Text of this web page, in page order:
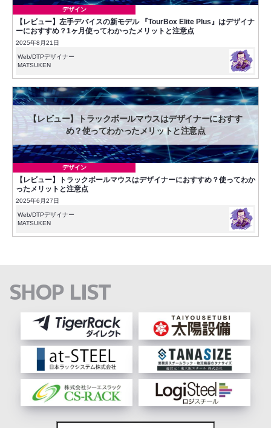
デザイン
【レビュー】左手デバイスの新モデル 『TourBox Elite Plus』はデザイナ
ーにおすすめ？1ヶ月使ってわかったメリットと注意点
2025年8月21日
Web/DTPデザイナー
MATSUKEN
【レビュー】トラックボールマウスはデザイナーにおすす
め？使ってわかったメリットと注意点
デザイン
【レビュー】トラックボールマウスはデザイナーにおすすめ？使ってわか
ったメリットと注意点
2025年6月27日
Web/DTPデザイナー
MATSUKEN
SHOP LIST